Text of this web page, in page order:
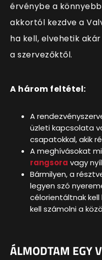
érvénybe a
akkortól kezdve a
ha kell, elvehetik
a szervezőktől.
A három feltétel:
A
üzleti kapcsolata
csapatokkal, akik
A meghívásokat
rangsora vagy
Bármilyen, a
legyen szó
célorientáltnak kell
kell számolni a
ÁLMODTAM EGY